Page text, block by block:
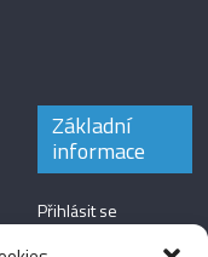
Základní
informace
Přihlásit se
Zdroj kanálů